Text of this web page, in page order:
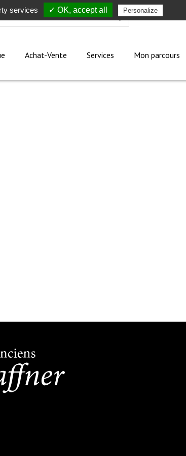
Achat-Vente Services Mon parcours
services ✓ OK, accept all Personalize